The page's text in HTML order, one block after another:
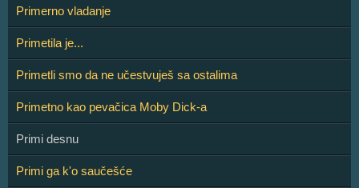
Primerno vladanje
Primetila je...
Primetli smo da ne učestvuješ sa ostalima
Primetno kao pevačica Moby Dick-a
Primi desnu
Primi ga k'o saučešće